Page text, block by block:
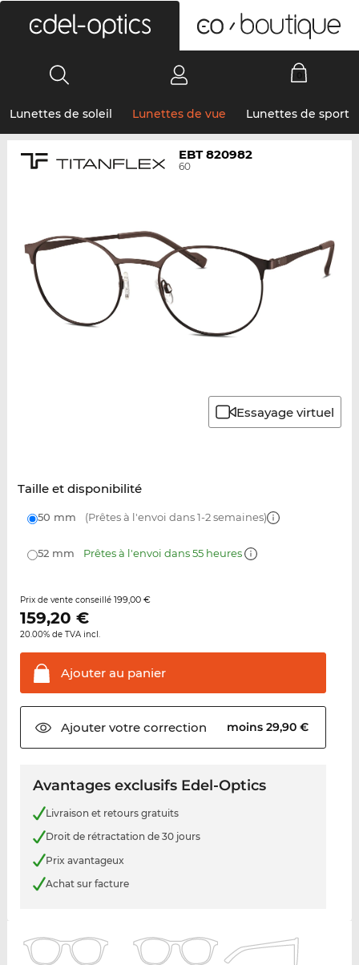
Lunettes de soleil Lunettes de vue Lunettes de sport
EBT 820982
60
Essayage virtuel
Taille et disponibilité
50 mm (Prêtes à l'envoi dans 1-2 semaines)
52 mm Prêtes à l'envoi dans 55 heures
Prix de vente conseillé 199,00 €
159,20 €
20.00% de TVA incl.
Ajouter au panier
Ajouter votrecorrection moins 29,90 €
Avantages exclusifs Edel-Optics
Livraison et retours gratuits
Droit de rétractation de 30 jours
Prix avantageux
Achat sur facture